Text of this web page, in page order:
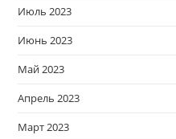
Июль 2023
Июнь 2023
Май 2023
Апрель 2023
Март 2023